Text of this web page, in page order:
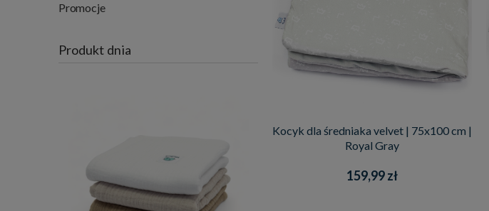
Promocje
Produkt dnia
Kocyk dla średniaka velvet | 75x100 cm |
Royal Gray
159,99 zł